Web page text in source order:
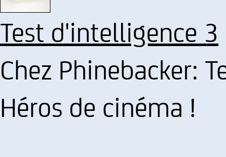
Test d'intelligence 3
Chez Phinebacker:
Héros de cinéma !